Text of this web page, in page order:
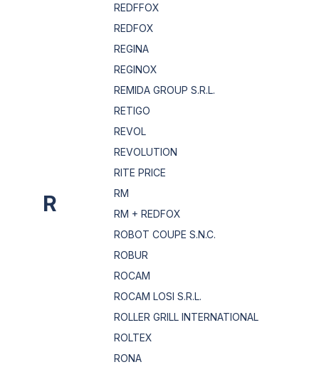
R
REDFFOX
REDFOX
REGINA
REGINOX
REMIDA GROUP S.R.L.
RETIGO
REVOL
REVOLUTION
RITE PRICE
RM
RM + REDFOX
ROBOT COUPE S.N.C.
ROBUR
ROCAM
ROCAM LOSI S.R.L.
ROLLER GRILL INTERNATIONAL
ROLTEX
RONA